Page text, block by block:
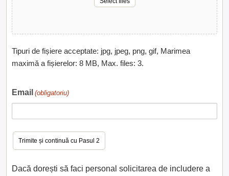
Tipuri de fișiere acceptate: jpg, jpeg, png, gif, Marimea
maximă a fișierelor: 8 MB, Max. files: 3.
Email (obligatoriu)
Dacă dorești să faci personal solicitarea de includere a